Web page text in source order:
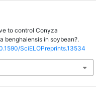
to control Conyza
benghalensis in soybean?.
SciELOPreprints.13534